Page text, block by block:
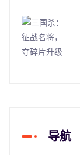
导航